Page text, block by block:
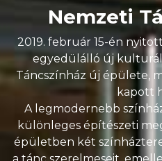
Nemzeti
2019. február 15-én
egyedülálló új
Táncszínház új épülete,
kapott
A legmodernebb
különleges építészeti
épületben két